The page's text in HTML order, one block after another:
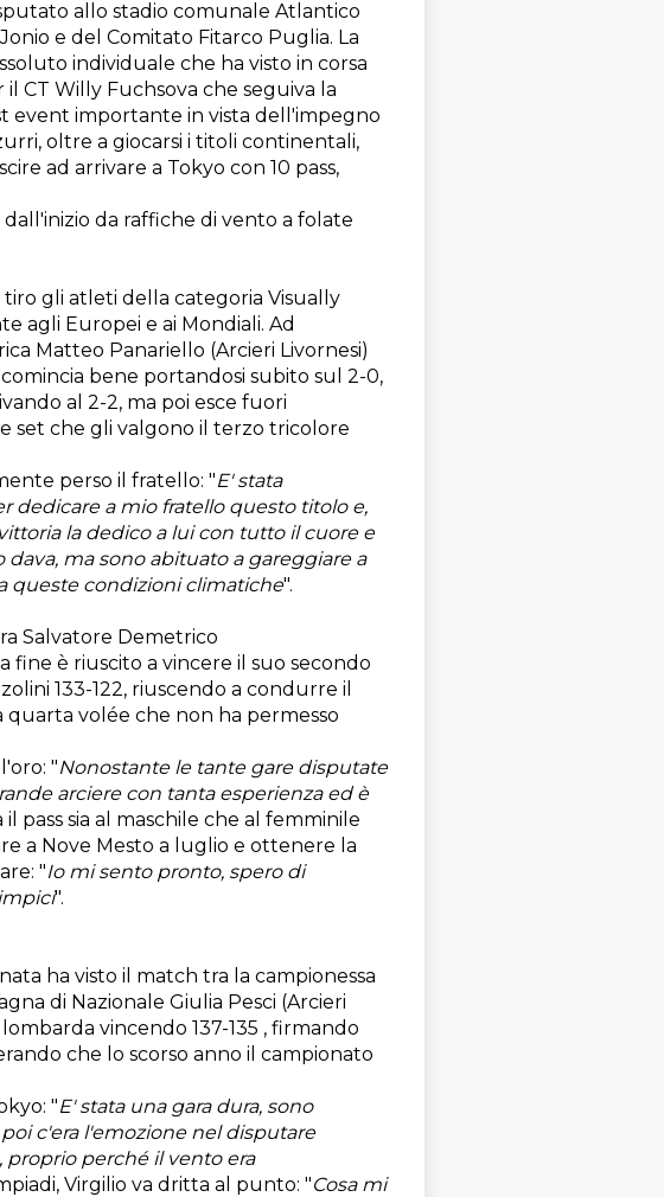
allo stadio comunale Atlantico
e del Comitato Fitarco Puglia. La
individuale che ha visto in corsa
CT Willy Fuchsova che seguiva la
event importante in vista dell'impegno
oltre a giocarsi i titoli continentali,
ad arrivare a Tokyo con 10 pass,
da raffiche di vento a folate
gli atleti della categoria Visually
agli Europei e ai Mondiali. Ad
Matteo Panariello (Arcieri Livornesi)
bene portandosi subito sul 2-0,
al 2-2, ma poi esce fuori
set che gli valgono il terzo tricolore
perso il fratello: "E' stata
dedicare a mio fratello questo titolo e,
la dedico a lui con tutto il cuore e
ma sono abituato a gareggiare a
queste condizioni climatiche".
Salvatore Demetrico
fine è riuscito a vincere il suo secondo
133-122, riuscendo a condurre il
volée che non ha permesso
"Nonostante le tante gare disputate
arciere con tanta esperienza ed è
il pass sia al maschile che al femminile
a Nove Mesto a luglio e ottenere la
"Io mi sento pronto, spero di
".
ha visto il match tra la campionessa
di Nazionale Giulia Pesci (Arcieri
vincendo 137-135 , firmando
che lo scorso anno il campionato
"E' stata una gara dura, sono
c'era l'emozione ​nel disputare
proprio perché il vento era
Virgilio va dritta al punto: "Cosa mi